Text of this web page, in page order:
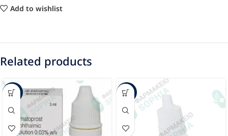
Add to wishlist
Related products
-45% -16%